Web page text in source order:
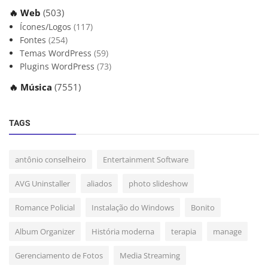
🔥 Web (503)
Ícones/Logos (117)
Fontes (254)
Temas WordPress (59)
Plugins WordPress (73)
🔥 Música (7551)
TAGS
antônio conselheiro Entertainment Software
AVG Uninstaller aliados photo slideshow
Romance Policial Instalação do Windows Bonito
Album Organizer História moderna terapia manage
Gerenciamento de Fotos Media Streaming